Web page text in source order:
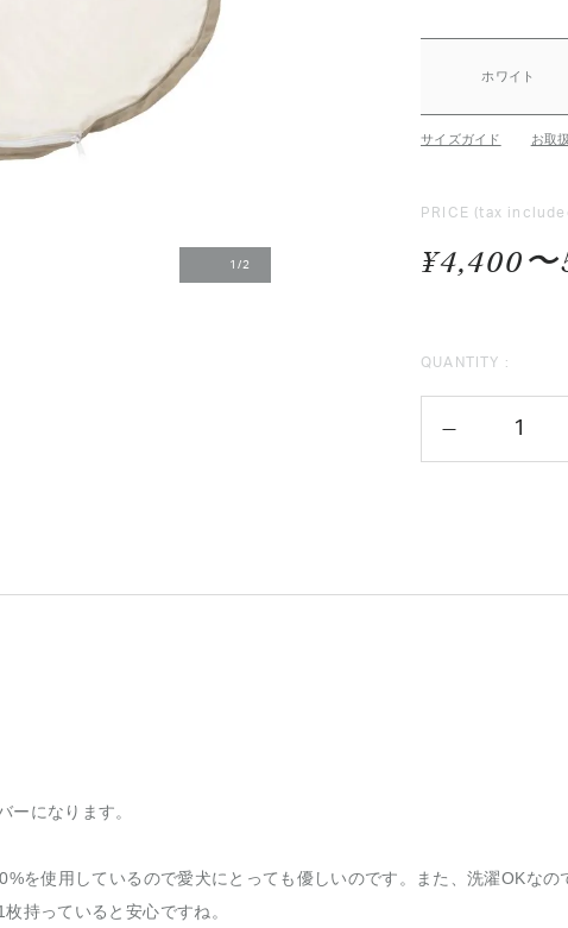
1 /2
ホワイト
サイズガイド お取
PRICE (tax
¥4,400
QUANTITY :
になります。
を使用しているので愛犬にとっても優しいのです。また、洗濯OKなの
持っていると安心ですね。